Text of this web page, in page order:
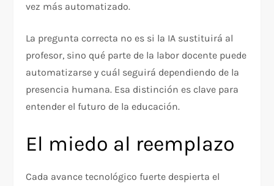
vez más automatizado.
La pregunta correcta no es si la IA sustituirá al
profesor, sino qué parte de la labor docente puede
automatizarse y cuál seguirá dependiendo de la
presencia humana. Esa distinción es clave para
entender el futuro de la educación.
El miedo al reemplazo
Cada avance tecnológico fuerte despierta el